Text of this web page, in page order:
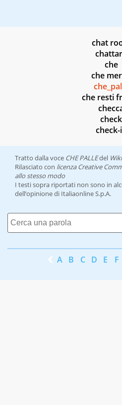
chat
che
che
che resti
check
check-
Tratto dalla voce CHE PALLEdel
Rilasciato con licenza Creative
allo stesso modo
I testi sopra riportati non sono in
dell’opinione di Italiaonline S.p.A.
A B C D E F